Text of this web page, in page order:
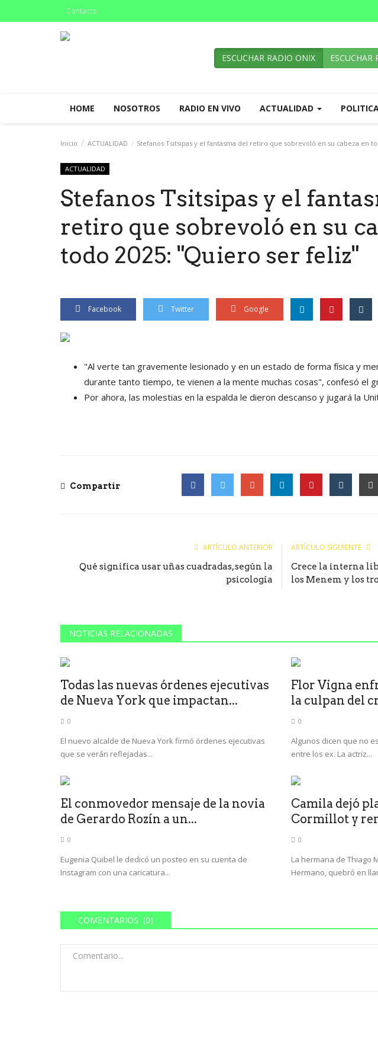
Contacto
ESCUCHAR RADIO ONIX ESCUCHAR
HOME NOSOTROS RADIO EN VIVO ACTUALIDAD
Inicio ACTUALIDAD Stefanos Tsitsipas y el fantasma del retiro que sobrevoló en su cabeza en
ACTUALIDAD
Stefanos Tsitsipas y el
retiro que sobrevoló en su
todo 2025: "Quiero ser feliz"
Facebook Twitter Google
"Al verte tan gravemente lesionado y en un estado de forma física y
durante tanto tiempo, te vienen a la mente muchas cosas", confesó el
Por ahora, las molestias en la espalda le dieron descanso y jugará la
Compartir
ARTÍCULO ANTERIOR
Qué significa usar uñas cuadradas, según la
psicología
ARTÍCULO SIGUIENTE
Crece la interna
los Menem y los
NOTICIAS RELACIONADAS
Todas las nuevas órdenes ejecutivas
de Nueva York que impactan...
0
El nuevo alcalde de Nueva York firmó órdenes ejecutivas
que se verán reflejadas...
Flor Vigna
la culpan del
0
Algunos dicen que no
entre los ex. La actriz...
El conmovedor mensaje de la novia
de Gerardo Rozín a un...
0
Eugenia Quibel le dedicó un posteo en su cuenta de
Instagram con una caricatura...
Camila dejó
Cormillot y
0
La hermana de Thiago
Hermano, quebró en
COMENTARIOS (0)